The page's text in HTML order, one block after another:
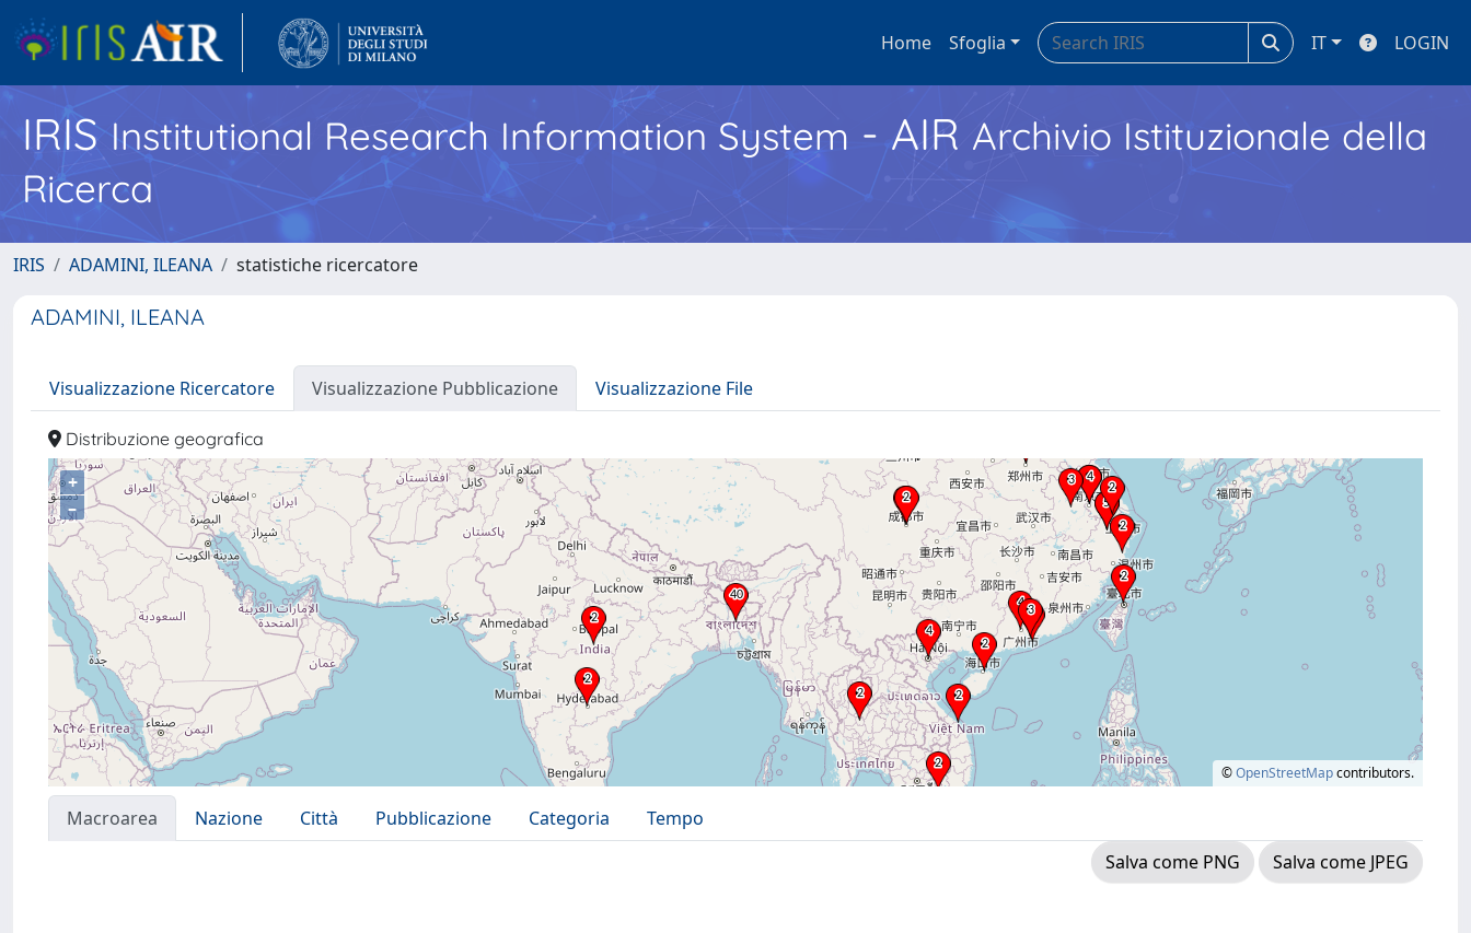
Home Sfoglia IT LOGIN
IRISInstitutional Research Information System - AIR Archivio Istituzionale della
Ricerca
IRIS ADAMINI, ILEANA statistiche ricercatore
ADAMINI, ILEANA
Visualizzazione Ricercatore Visualizzazione Pubblicazione Visualizzazione File
Distribuzione geografica
+
–
©OpenStreetMapcontributors.
Macroarea Nazione Città Pubblicazione Categoria
Tempo
Salva come PNG
Salva come JPEG